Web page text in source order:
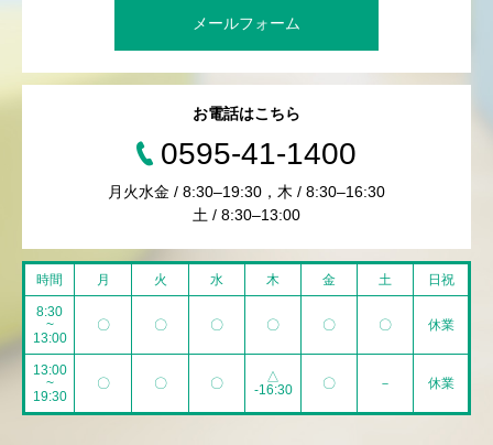
メールフォーム
お電話はこちら
0595-41-1400
月火水金 / 8:30–19:30，木 / 8:30–16:30
土 / 8:30–13:00
時間 月 火 水 木 金 土 日祝
8:30
~
13:00
〇 〇 〇 〇 〇 〇 休業
13:00
~
19:30
〇 〇 〇
△
-16:30
〇 － 休業